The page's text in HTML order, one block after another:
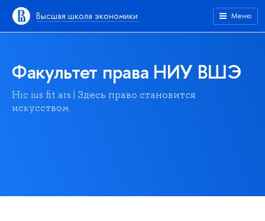
Высшая школа экономики Меню
Факультет права НИУ ВШЭ
Hic ius fit ars | Здесь право становится
искусством